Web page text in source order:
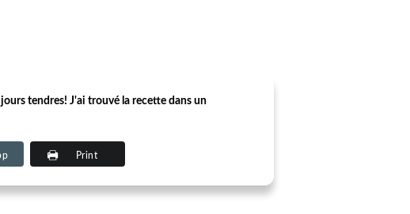
tendres! J'ai trouvé la recette dans un
Print